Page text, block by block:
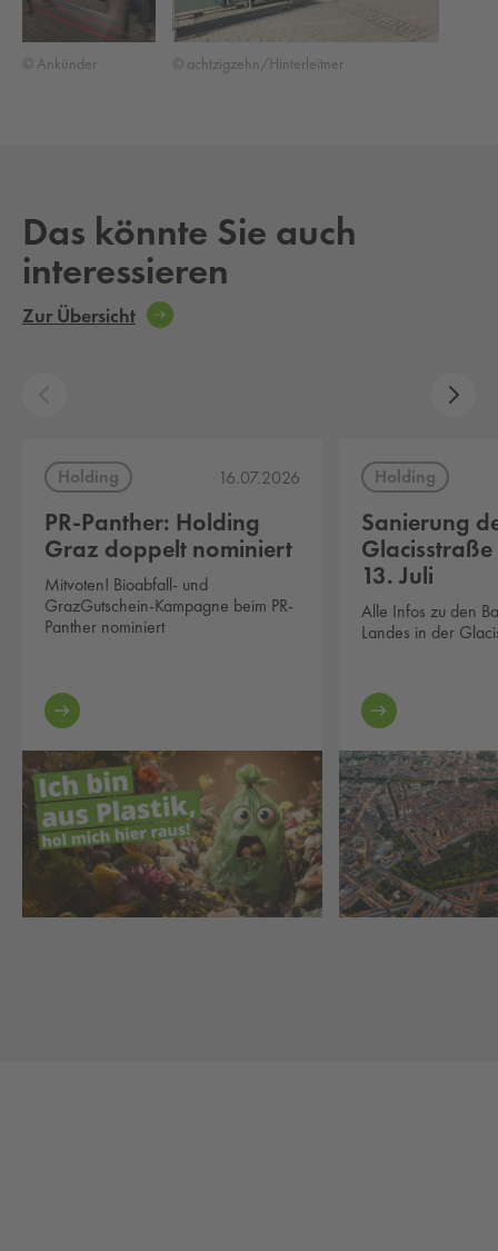
© Ankünder © achtzigzehn/Hinterleitner
Das könnte Sie auch
interessieren
Zur Übersicht
Holding 16.07.2026
PR-Panther: Holding
Graz doppelt nominiert
Mitvoten! Bioabfall- und
GrazGutschein-Kampagne beim PR-
Panther nominiert
Holding
Sanierung
13. Juli
Alle Infos zu den
Landes in der